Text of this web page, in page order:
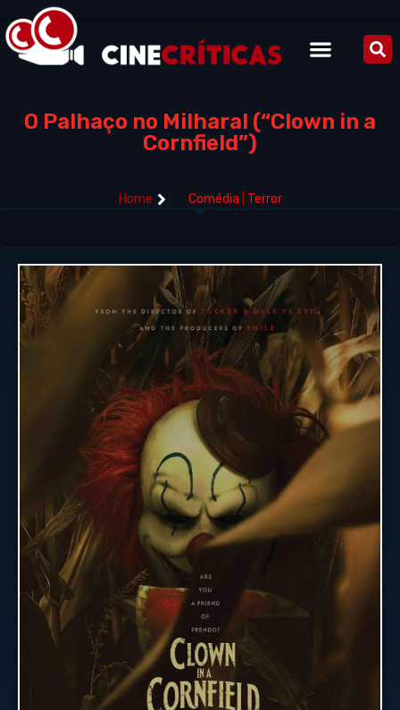
O Palhaço no Milharal (“Clown in a
Cornfield”)
Home Comédia Terror